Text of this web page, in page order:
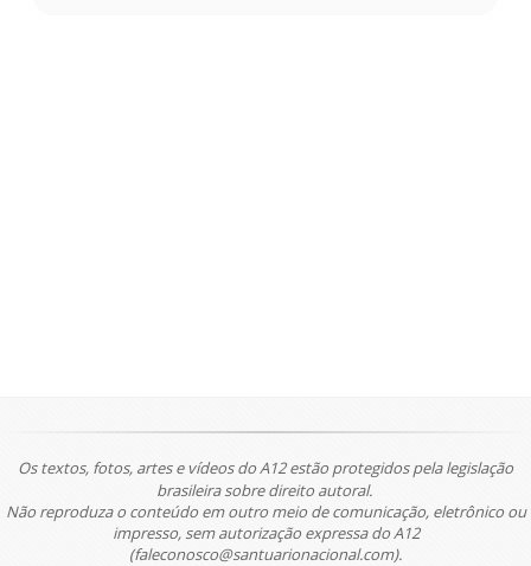
Os textos, fotos, artes e vídeos do A12 estão protegidos pela legislação
brasileira sobre direito autoral.
Não reproduza o conteúdo em outro meio de comunicação, eletrônico ou
impresso, sem autorização expressa do A12
(faleconosco@santuarionacional.com).